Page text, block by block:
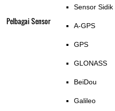
Pelbagai Sensor
Sensor Sidik
A-GPS
GPS
GLONASS
BeiDou
Galileo